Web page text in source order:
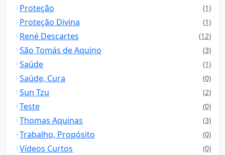
Proteção (1)
Proteção Divina (1)
René Descartes (12)
São Tomás de Aquino (3)
Saúde (1)
Saúde, Cura (0)
Sun Tzu (2)
Teste (0)
Thomas Aquinas (3)
Trabalho, Propósito (0)
Vídeos Curtos (0)